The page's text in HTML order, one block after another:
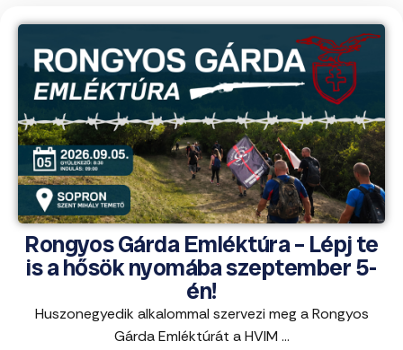
Rongyos Gárda Emléktúra – Lépj te
is a hősök nyomába szeptember 5-
én!
Huszonegyedik alkalommal szervezi meg a Rongyos
Gárda Emléktúrát a HVIM ...